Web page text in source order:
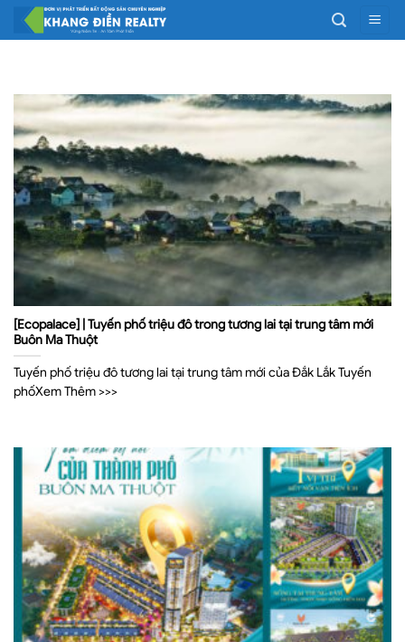
[Ecopalace] | Tuyến phố triệu đô trong tương lai tại trung tâm mới
Buôn Ma Thuột
Tuyến phố triệu đô tương lai tại trung tâm mới của Đắk Lắk Tuyến
phốXem Thêm >>>